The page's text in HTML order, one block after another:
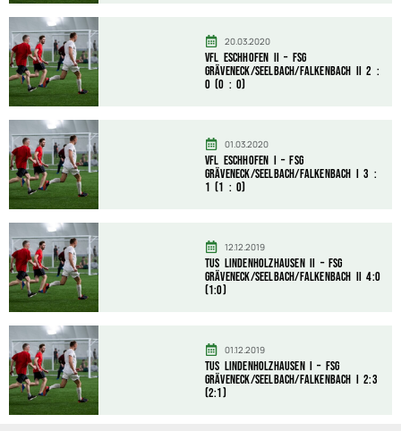
20.03.2020
VfL Eschhofen II – FSG
Gräveneck/Seelbach/Falkenbach II 2 :
0 (0 : 0)
01.03.2020
VfL Eschhofen I – FSG
Gräveneck/Seelbach/Falkenbach I 3 :
1 (1 : 0)
12.12.2019
TuS Lindenholzhausen II – FSG
Gräveneck/Seelbach/Falkenbach II 4:0
(1:0)
01.12.2019
TuS Lindenholzhausen I – FSG
Gräveneck/Seelbach/Falkenbach I 2:3
(2:1)